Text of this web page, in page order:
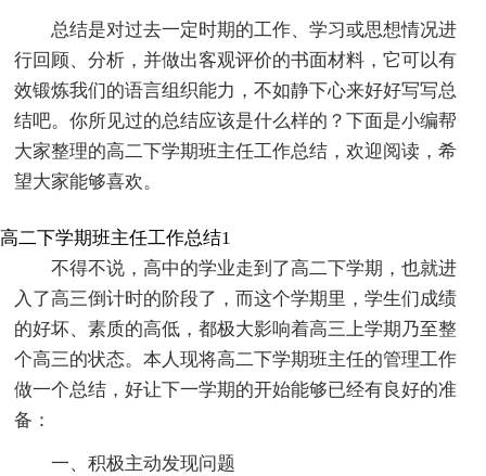
总结是对过去一定时期的工作、学习或思想情况进
行回顾、分析，并做出客观评价的书面材料，它可以有
效锻炼我们的语言组织能力，不如静下心来好好写写总
结吧。你所见过的总结应该是什么样的？下面是小编帮
大家整理的高二下学期班主任工作总结，欢迎阅读，希
望大家能够喜欢。
高二下学期班主任工作总结1
不得不说，高中的学业走到了高二下学期，也就进
入了高三倒计时的阶段了，而这个学期里，学生们成绩
的好坏、素质的高低，都极大影响着高三上学期乃至整
个高三的状态。本人现将高二下学期班主任的管理工作
做一个总结，好让下一学期的开始能够已经有良好的准
备：
一、积极主动发现问题